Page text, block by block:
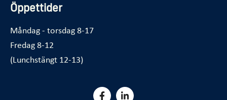
Öppettider
Måndag - torsdag 8-17
Fredag 8-12
(Lunchstängt 12-13)